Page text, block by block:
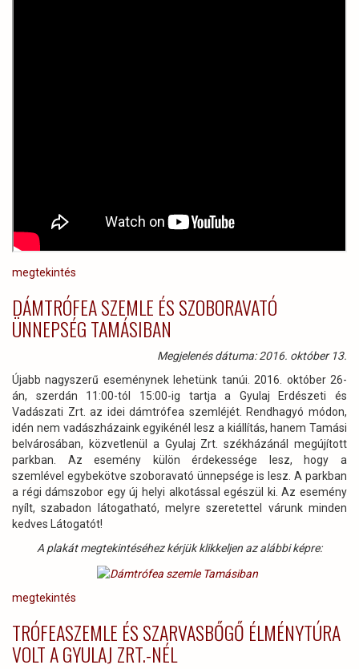
megtekintés
DÁMTRÓFEA SZEMLE ÉS SZOBORAVATÓ
ÜNNEPSÉG TAMÁSIBAN
Megjelenés dátuma: 2016. október 13.
Újabb nagyszerű eseménynek lehetünk tanúi. 2016. október 26-
án, szerdán 11:00-tól 15:00-ig tartja a Gyulaj Erdészeti és
Vadászati Zrt. az idei dámtrófea szemléjét. Rendhagyó módon,
idén nem vadászházaink egyikénél lesz a kiállítás, hanem Tamási
belvárosában, közvetlenül a Gyulaj Zrt. székházánál megújított
parkban. Az esemény külön érdekessége lesz, hogy a
szemlével egybekötve szoboravató ünnepsége is lesz. A parkban
a régi dámszobor egy új helyi alkotással egészül ki. Az esemény
nyílt, szabadon látogatható, melyre szeretettel várunk minden
kedves Látogatót!
A plakát megtekintéséhez kérjük klikkeljen az alábbi képre:
megtekintés
TRÓFEASZEMLE ÉS SZARVASBŐGŐ ÉLMÉNYTÚRA
VOLT A GYULAJ ZRT.-NÉL